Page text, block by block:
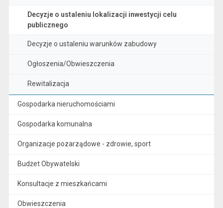
Decyzje o ustaleniu lokalizacji inwestycji celu
publicznego
Decyzje o ustaleniu warunków zabudowy
Ogłoszenia/Obwieszczenia
Rewitalizacja
Gospodarka nieruchomościami
Gospodarka komunalna
Organizacje pozarządowe - zdrowie, sport
Budżet Obywatelski
Konsultacje z mieszkańcami
Obwieszczenia